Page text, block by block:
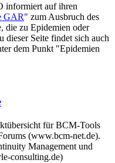
informiert auf ihren
GAR" zum Ausbruch des
die zu Epidemien oder
dieser Seite findet sich auch
dem Punkt "Epidemien
für BCM-Tools
(www.bcm-net.de).
Management und
consulting.de)